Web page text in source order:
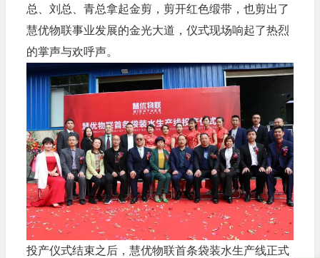
总、刘总、青总拿起金剪，剪开红色缎带，也剪出了
慧优物联事业发展的金光大道，仪式现场响起了热烈
的掌声与欢呼声。
投产仪式结束之后，慧优物联首条袋装水生产线正式